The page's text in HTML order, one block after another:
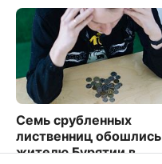
Семь срубленных
лиственниц обошлись
жителю Бурятии в